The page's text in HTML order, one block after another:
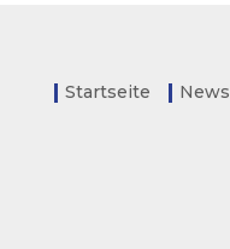
Startseite News